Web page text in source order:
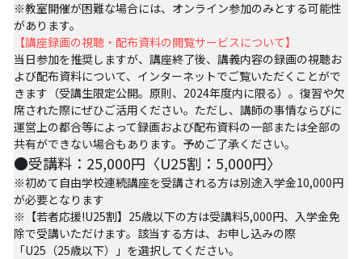
※教室開催が困難な場合には、オンライン参加のみとする可能性
があります。
【講座録画の視聴・配布資料の閲覧サービスについて】
当日参加を推奨しますが、講座終了後、講義内容の録画の視聴お
よび配布資料について、インターネットでご覧いただくことがで
きます（受講生限定公開。原則、2024年度内に限る）。復習や欠
席された際にぜひご活用ください。ただし、講師の事情ならびに
運営上の都合等によって録画および配布資料の一部または全部の
共有ができない場合もあります。予めご了承ください。
●受講料：25,000円〈U25割：5,000円〉
※初めて自由学校連続講座を受講される方は別途入学金10,000円
が必要となります
※【若者応援!U25割】25歳以下の方は受講料5,000円、入学金免
除で受講いただけます。該当する方は、お申し込みの際
「U25（25歳以下）」を選択してください。
【越境】08ラテンアメリカ先住民の言語と文化
を学ぶ――メキシコ最大の先住民言語ナワトル
語を知る
【越境】11鎌田慧 時代を描く・ルポルタージュ
の現場から
PARC田んぼ2026年6月
足尾ツアー
PARC田んぼ2026_10月稲刈り
自然栽培2025